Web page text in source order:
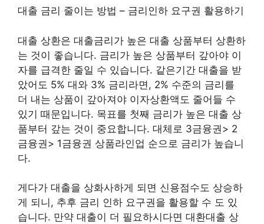
대출 금리 줄이는 방법 – 금리인하 요구권 활용하기
대출 상환은 대출금리가 높은 대출 상품부터 상환하
는 것이 좋습니다. 금리가 높은 상품부터 갚아야 이
자를 급격한 줄일 수 있습니다. 같은기간 대출을 받
았어도 5% 대와 3% 금리라면, 2% 수준의 금리를
더 내는 상품이 갚아져야 이자상환액도 줄어들 수
있기 때문입니다. 목표를 첫째 금리가 높은 대출 상
품부터 갚는 것이 중요합니다. 대체로 3금융권> 2
금융권> 1금융권 상품라인업 순으로 금리가 높습니
다.
게다가 대출을 상화사하게 되면 신용점수도 상승하
게 되니, 추후 금리 인하 요구권을 활용할 수 도 있
습니다. 만약 대출이 더 필요하시다면 대환대출 상